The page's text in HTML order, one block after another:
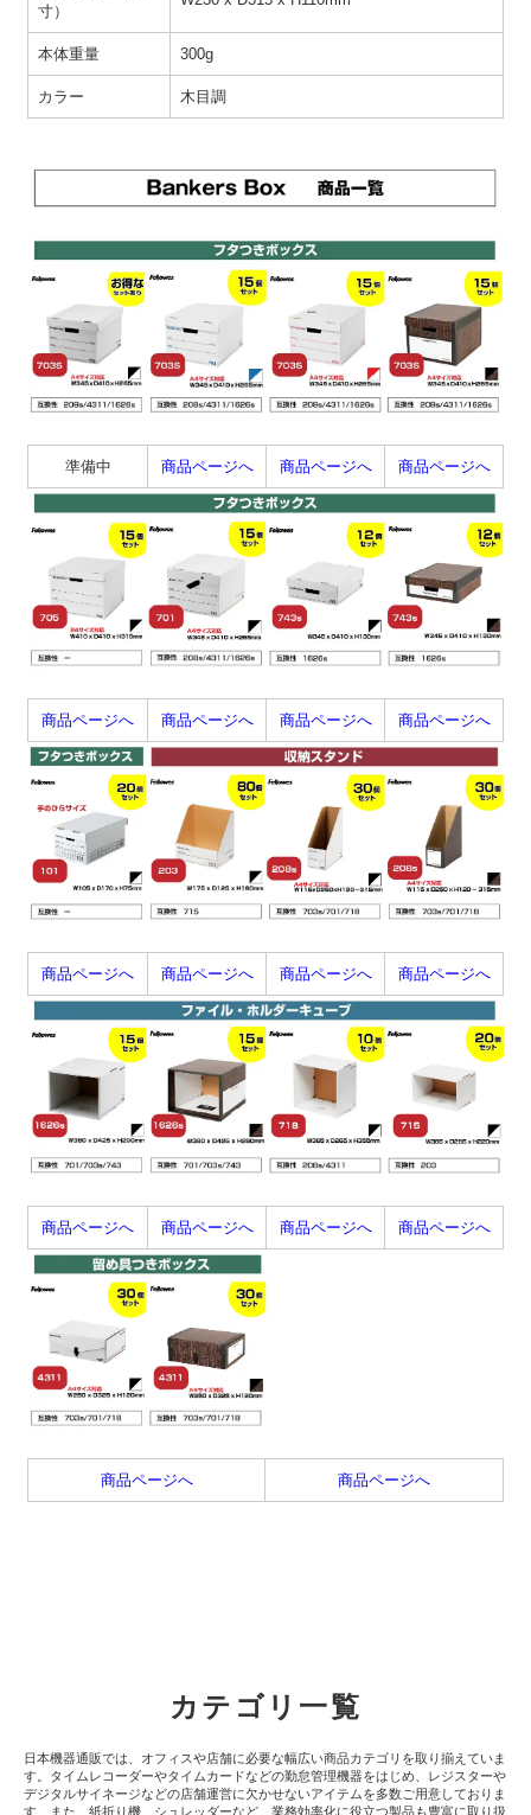
寸）
本体重量 300g
カラー 木目調
準備中 商品ページへ 商品ページへ 商品ページへ
商品ページへ 商品ページへ 商品ページへ 商品ページへ
商品ページへ 商品ページへ 商品ページへ 商品ページへ
商品ページへ 商品ページへ 商品ページへ 商品ページへ
商品ページへ 商品ページへ
カテゴリ一覧
日本機器通販では、オフィスや店舗に必要な幅広い商品カテゴリを取り揃えていま
す。タイムレコーダーやタイムカードなどの勤怠管理機器をはじめ、レジスターや
デジタルサイネージなどの店舗運営に欠かせないアイテムを多数ご用意しておりま
す。また、紙折り機、シュレッダーなど、業務効率化に役立つ製品も豊富に取り扱